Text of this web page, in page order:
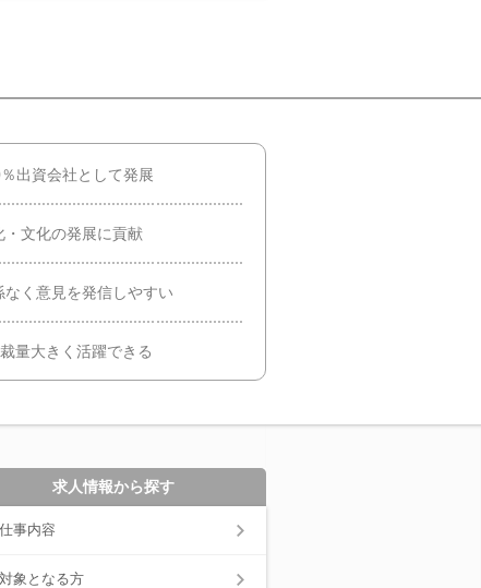
出資会社として発展
文化の発展に貢献
く意見を発信しやすい
量大きく活躍できる
求人情報から探す
仕事内容
対象となる方